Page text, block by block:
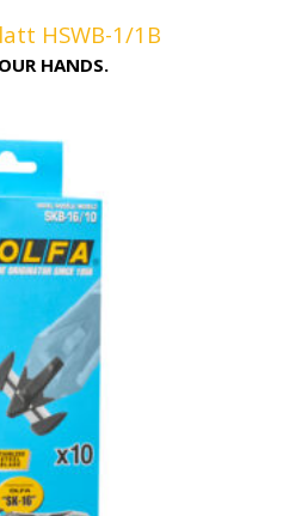
HSWB-1/1B
HANDS.